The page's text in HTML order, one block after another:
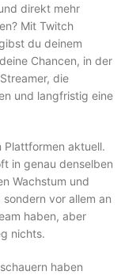
direkt mehr
Mit Twitch
du deinem
Chancen, in der
die
und langfristig eine
aktuell.
in genau denselben
Wachstum und
vor allem an
haben, aber
nichts.
haben